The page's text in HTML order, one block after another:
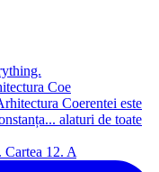
Coe
Cartea 12. A